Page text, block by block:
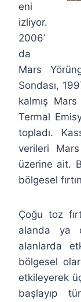
eni
izliyor.
2006’
da
Mars
Sondası,
kalmış
Termal
topladı.
verileri
üzerine ait.
bölgesel
Çoğu toz
alanda ya
alanlarda
bölgesel
etkileyerek
başlayıp